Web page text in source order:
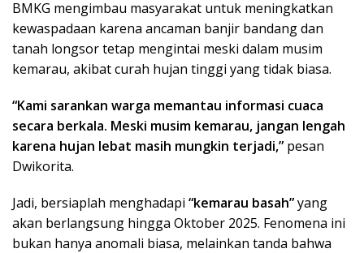
BMKG mengimbau masyarakat untuk meningkatkan
kewaspadaan karena ancaman banjir bandang dan
tanah longsor tetap mengintai meski dalam musim
kemarau, akibat curah hujan tinggi yang tidak biasa.
“Kami sarankan warga memantau informasi cuaca
secara berkala. Meski musim kemarau, jangan lengah
karena hujan lebat masih mungkin terjadi,” pesan
Dwikorita.
Jadi, bersiaplah menghadapi “kemarau basah”yang
akan berlangsung hingga Oktober 2025. Fenomena ini
bukan hanya anomali biasa, melainkan tanda bahwa